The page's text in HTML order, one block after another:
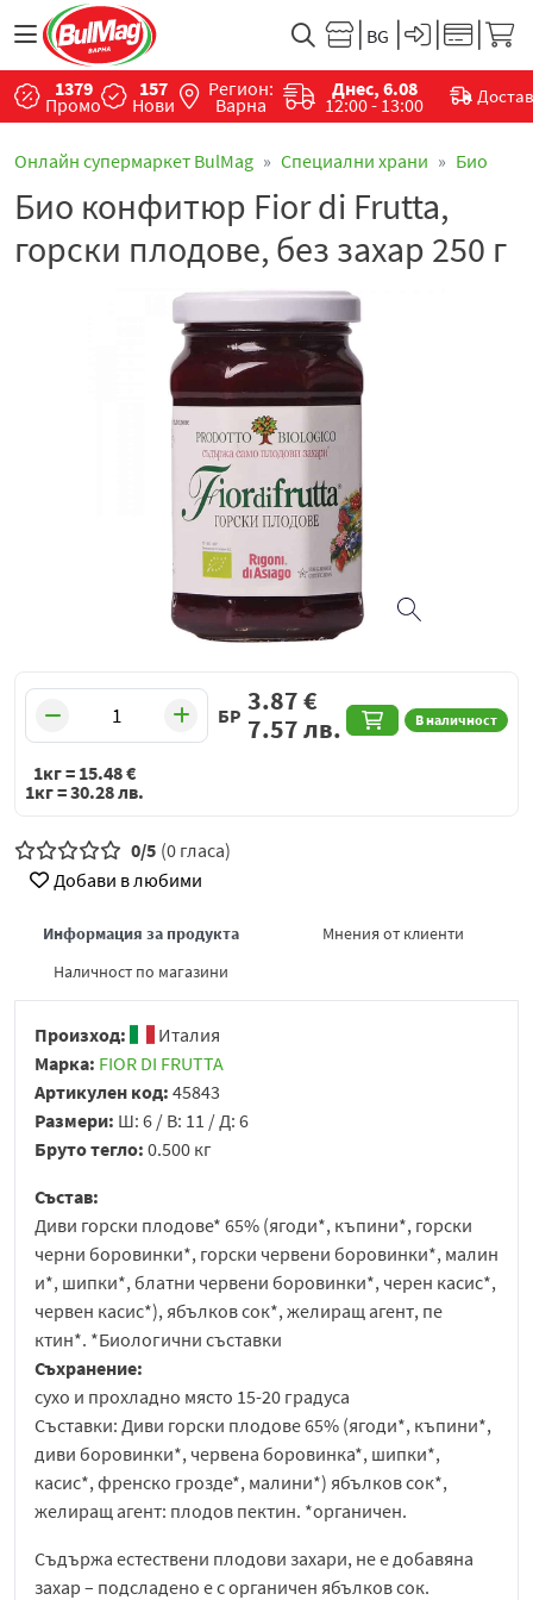
1379
Промо
157
Нови
Регион:
Варна
Днес, 6.08
12:00 - 13:00
Онлайн супермаркет BulMag Специални храни Био
Био конфитюр Fior di Frutta,
горски плодове, без захар 250 г
БР В наличност
3.87€
7.57лв.
1кг = 15.48€
1кг =30.28лв.
0/5 (0 гласа)
Добави в любими
Информация за продукта
Мнения от клиенти
Наличност по магазини
Произход:
Италия
Марка: FIOR DI FRUTTA
Артикулен код: 45843
Размери: Ш: 6 / В: 11 / Д: 6
Бруто тегло: 0.500 кг
Състав:
Диви горски плодове* 65% (ягоди*, къпини*, горски
черни боровинки*, горски червени боровинки*, малин
и*, шипки*, блатни червени боровинки*, черен касис*,
червен касис*), ябълков сок*, желиращ агент, пе
ктин*. *Биологични съставки
Съхранение:
сухо и прохладно място 15-20 градуса
Съставки: Диви горски плодове 65% (ягоди*, къпини*,
диви боровинки*, червена боровинка*, шипки*,
касис*, френско грозде*, малини*) ябълков сок*,
желиращ агент: плодов пектин. *органичен.
Съдържа естествени плодови захари, не е добавяна
захар – подсладено е с органичен ябълков сок.